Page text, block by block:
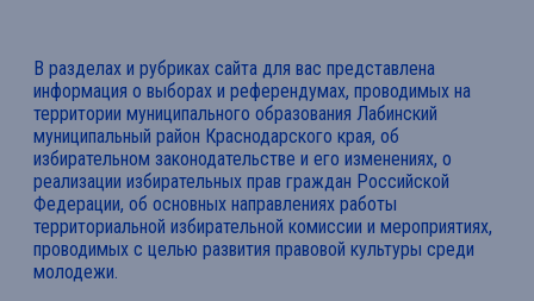
В разделах и рубриках сайта для вас представлена
информация о выборах и референдумах, проводимых на
территории муниципального образования Лабинский
муниципальный район Краснодарского края, об
избирательном законодательстве и его изменениях, о
реализации избирательных прав граждан Российской
Федерации, об основных направлениях работы
территориальной избирательной комиссии и мероприятиях,
проводимых с целью развития правовой культуры среди
молодежи.